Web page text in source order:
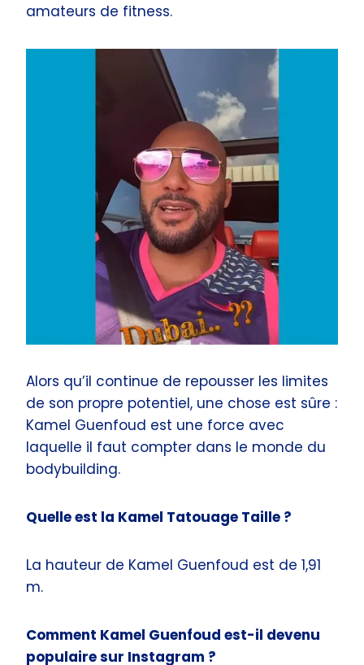
amateurs de fitness.
Alors qu’il continue de repousser les limites
de son propre potentiel, une chose est sûre :
Kamel Guenfoud est une force avec
laquelle il faut compter dans le monde du
bodybuilding.
Quelle est la Kamel Tatouage Taille ?
La hauteur de Kamel Guenfoud est de 1,91
m.
Comment Kamel Guenfoud est-il devenu
populaire sur Instagram ?